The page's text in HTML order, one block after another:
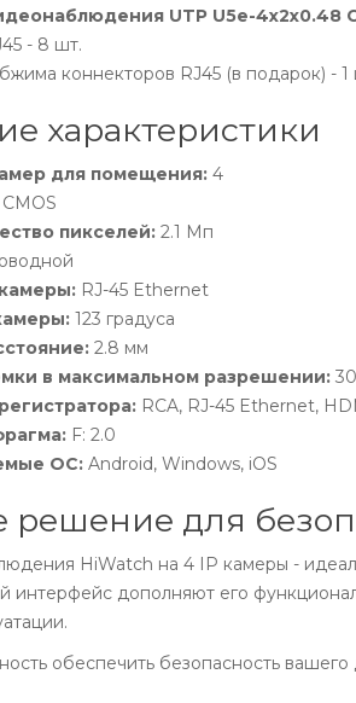
UTP U5e-4x2x0.48
- 8 шт.
коннекторов RJ45 (в подарок) - 1
характеристики
для помещения: 4
CMOS
пикселей: 2.1 Мп
RJ-45 Ethernet
123 градуса
2.8 мм
в максимальном разрешении:
RCA, RJ-45 Ethernet,
F: 2.0
ОС: Android, Windows, iOS
решение для
HiWatch на 4 IP камеры -
интерфейс дополняют его
обеспечить безопасность